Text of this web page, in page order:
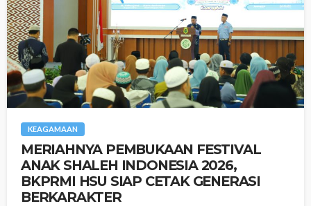
KEAGAMAAN
‎MERIAHNYA PEMBUKAAN FESTIVAL
ANAK SHALEH INDONESIA 2026,
BKPRMI HSU SIAP CETAK GENERASI
BERKARAKTER